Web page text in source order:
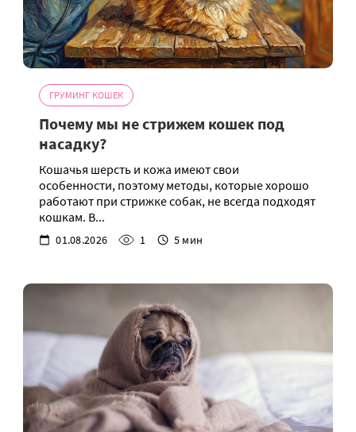
ГРУМИНГ КОШЕК
Почему мы не стрижем кошек под
насадку?
Кошачья шерсть и кожа имеют свои
особенности, поэтому методы, которые хорошо
работают при стрижке собак, не всегда подходят
кошкам. В...
01.08.2026 1 5 мин